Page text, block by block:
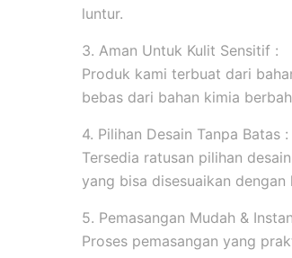
luntur.
3. Aman Untuk Kulit Sensitif :
Produk kami terbuat dari
bebas dari bahan kimia
4. Pilihan Desain Tanpa Batas :
Tersedia ratusan pilihan
yang bisa disesuaikan
5. Pemasangan Mudah &
Proses pemasangan yang